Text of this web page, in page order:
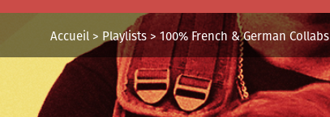
Accueil > Playlists>100% French & German Collabs